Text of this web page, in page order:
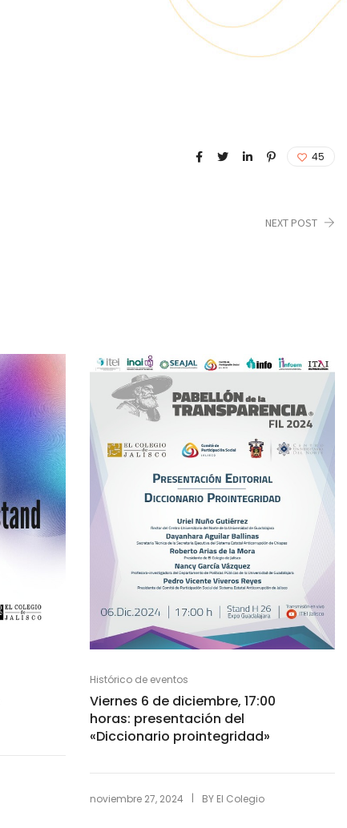
45
NEXT POST
Histórico de eventos
Viernes 6 de diciembre, 17:00
horas: presentación del
«Diccionario prointegridad»
noviembre 27, 2024 | BY El Colegio